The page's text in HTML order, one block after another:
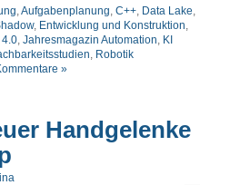
,Aufgabenplanung, C++, Data Lake,
, Entwicklung und Konstruktion,
4.0, Jahresmagazin Automation, KI
, Robotik
»
Handgelenke